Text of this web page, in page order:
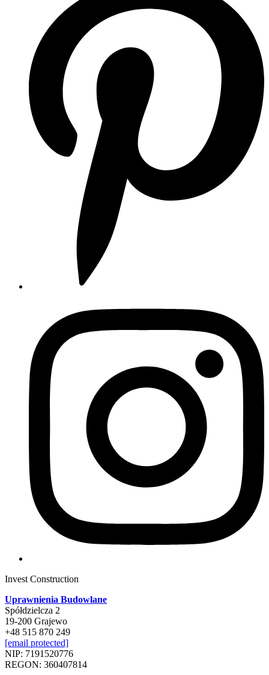
Invest Construction
Uprawnienia Budowlane
Spółdzielcza 2
19-200 Grajewo
+48 515 870 249
[email protected]
NIP: 7191520776
REGON: 360407814